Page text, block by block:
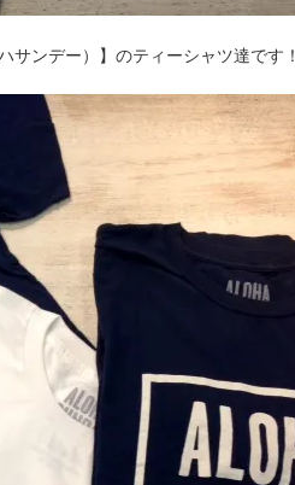
ンデー）】のティーシャツ達です！